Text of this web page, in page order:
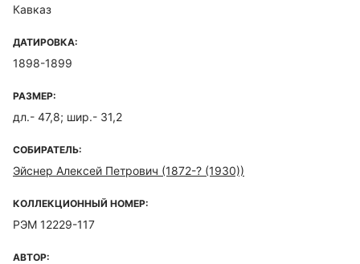
Кавказ
ДАТИРОВКА:
1898-1899
РАЗМЕР:
дл.- 47,8; шир.- 31,2
СОБИРАТЕЛЬ:
Эйснер Алексей Петрович (1872-? (1930))
КОЛЛЕКЦИОННЫЙ НОМЕР:
РЭМ 12229-117
АВТОР: